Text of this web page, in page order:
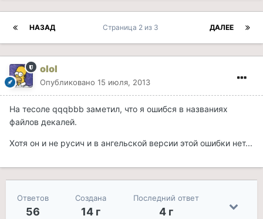
НАЗАД ДАЛЕЕ
Страница 2 из 3
olol
Опубликовано 15 июля, 2013
На тесоле qqqbbb заметил, что я ошибся в названиях
файлов декалей.
Хотя он и не русич и в ангельской версии этой ошибки нет...
Ответов
56
Создана
14 г
Последний ответ
4 г